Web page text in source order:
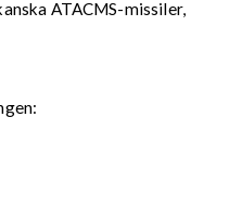
ATACMS-missiler,